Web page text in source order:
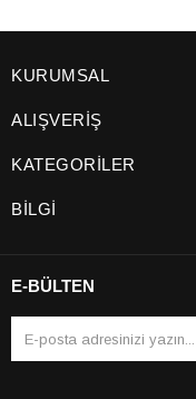
KURUMSAL
ALIŞVERİŞ
KATEGORİLER
BİLGİ
E-BÜLTEN